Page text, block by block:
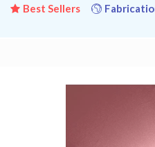
Best Sellers